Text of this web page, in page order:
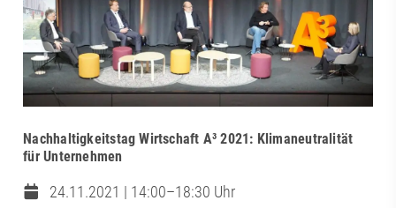
Nachhaltigkeitstag Wirtschaft A³ 2021: Klimaneutralität
für Unternehmen
24.11.2021 | 14:00–18:30 Uhr